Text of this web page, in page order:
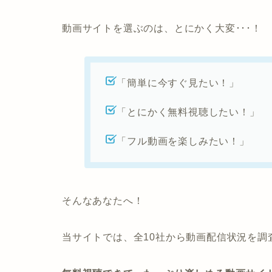
動画サイトを選ぶのは、とにかく大変･･･！
「簡単に今すぐ見たい！」
「とにかく無料視聴したい！」
「フル動画を楽しみたい！」
そんなあなたへ！
当サイトでは、全10社から動画配信状況を調